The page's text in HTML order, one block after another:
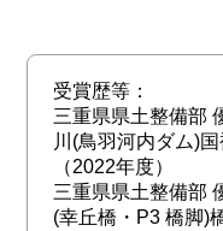
受賞歴等：
三重県県土整備部
川(鳥羽河内ダム)
（2022年度）
三重県県土整備部
(幸丘橋・P3 橋脚)